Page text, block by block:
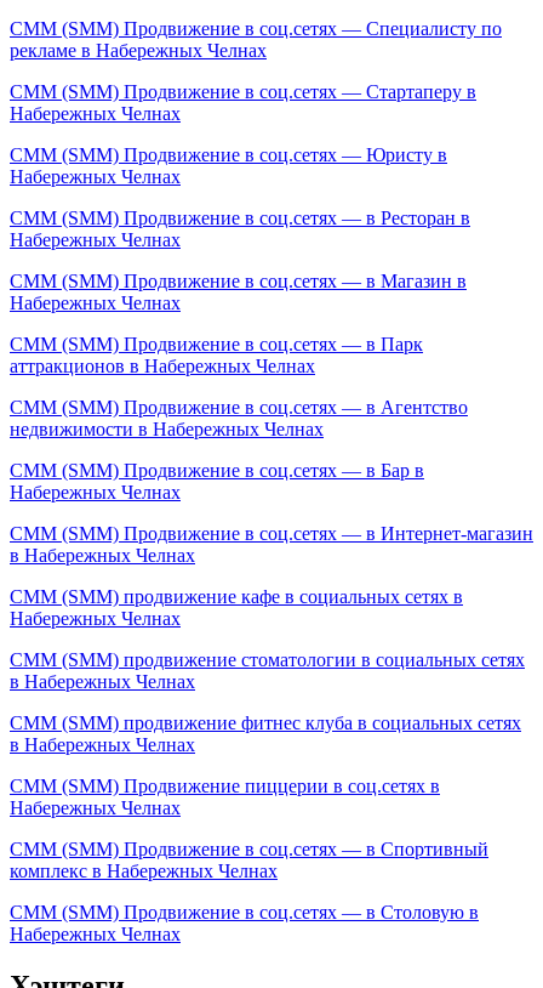
СММ (SMM) Продвижение в соц.сетях — Специалисту по
рекламе в Набережных Челнах
СММ (SMM) Продвижение в соц.сетях — Стартаперу в
Набережных Челнах
СММ (SMM) Продвижение в соц.сетях — Юристу в
Набережных Челнах
СММ (SMM) Продвижение в соц.сетях — в Ресторан в
Набережных Челнах
СММ (SMM) Продвижение в соц.сетях — в Магазин в
Набережных Челнах
СММ (SMM) Продвижение в соц.сетях — в Парк
аттракционов в Набережных Челнах
СММ (SMM) Продвижение в соц.сетях — в Агентство
недвижимости в Набережных Челнах
СММ (SMM) Продвижение в соц.сетях — в Бар в
Набережных Челнах
СММ (SMM) Продвижение в соц.сетях — в Интернет-магазин
в Набережных Челнах
СММ (SMM) продвижение кафе в социальных сетях в
Набережных Челнах
СММ (SMM) продвижение стоматологии в социальных сетях
в Набережных Челнах
СММ (SMM) продвижение фитнес клуба в социальных сетях
в Набережных Челнах
СММ (SMM) Продвижение пиццерии в соц.сетях в
Набережных Челнах
СММ (SMM) Продвижение в соц.сетях — в Спортивный
комплекс в Набережных Челнах
СММ (SMM) Продвижение в соц.сетях — в Столовую в
Набережных Челнах